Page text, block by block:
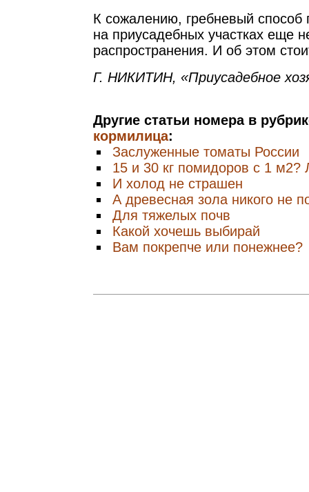
К сожалению, гребневый способ
на приусадебных участках еще
распространения. И об этом
Г. НИКИТИН, «Приусадебное
Другие статьи номера в
кормилица:
Заслуженные томаты России
15 и 30 кг помидоров с 1 м2?
И холод не страшен
А древесная зола никого не
Для тяжелых почв
Какой хочешь выбирай
Вам покрепче или понежнее?